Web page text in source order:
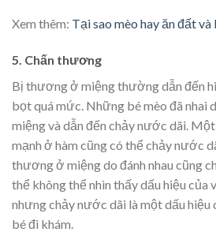
Xem thêm: Tại sao mèo hay ăn đất và
5. Chấn thương
Bị thương ở miệng thường dẫn đến
bọt quá mức. Những bé mèo đã nhai
miệng và dẫn đến chảy nước dãi.
mạnh ở hàm cũng có thể chảy nước
thương ở miệng do đánh nhau cũng
thể không thể nhìn thấy dấu hiệu của
nhưng chảy nước dãi là một dấu hiệu
bé đi khám.